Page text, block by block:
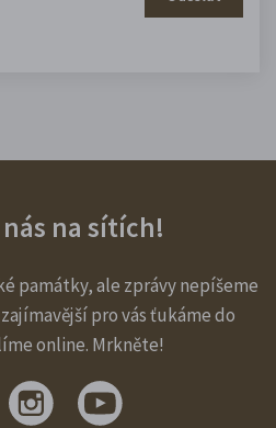
na sítích!
památky, ale zprávy nepíšeme
pro vás ťukáme do
online. Mrkněte!